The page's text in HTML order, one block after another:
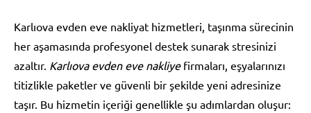
Karlıova evden eve nakliyat hizmetleri, taşınma sürecinin
her aşamasında profesyonel destek sunarak stresinizi
azaltır. Karlıova evden eve nakliyefirmaları, eşyalarınızı
titizlikle paketler ve güvenli bir şekilde yeni adresinize
taşır. Bu hizmetin içeriği genellikle şu adımlardan oluşur: